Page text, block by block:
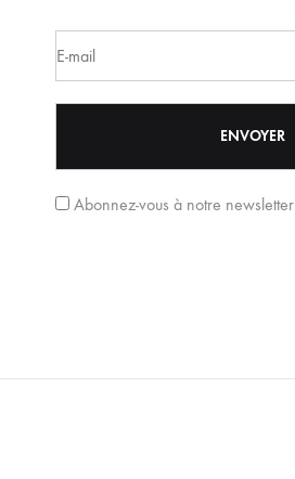
Abonnez-vous à notre newsletter